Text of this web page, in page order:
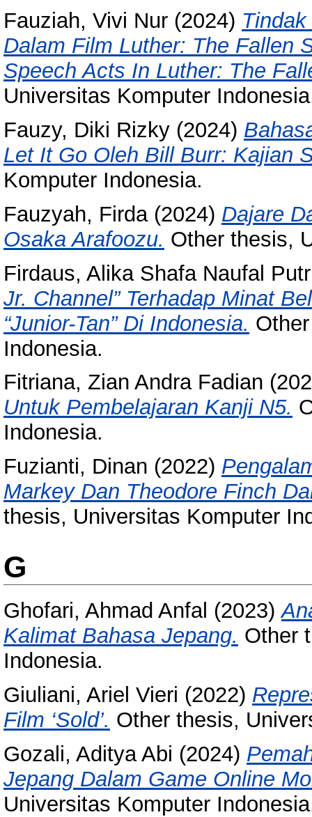
Fauziah, Vivi Nur (2024)
Dalam Film Luther: The Fallen
Speech Acts In Luther: The
Universitas Komputer
Fauzy, Diki Rizky (2024)
Let It Go Oleh Bill Burr: Kajian
Komputer Indonesia.
Fauzyah, Firda(2024) Dajare
Osaka Arafoozu. Other thesis,
Firdaus, Alika Shafa Naufal
Jr. Channel” Terhadap Minat
“Junior-Tan” Di Indonesia.
Indonesia.
Fitriana, Zian Andra Fadian
Untuk Pembelajaran Kanji N5.
Indonesia.
Fuzianti, Dinan (2022)
Markey Dan Theodore Finch
thesis, Universitas Komputer
G
Ghofari, Ahmad Anfal (2023)
Kalimat Bahasa Jepang. Other
Indonesia.
Giuliani, Ariel Vieri (2022)
Film ‘Sold’. Other thesis,
Gozali, Aditya Abi (2024)
Jepang Dalam Game Online
Universitas Komputer